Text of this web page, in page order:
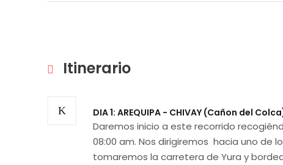
Itinerario
DIA 1: AREQUIPA - CHIVAY (Cañon del
Daremos inicio a este recorrido
08:00 am. Nos dirigiremos hacia uno de
tomaremos la carretera de Yura y